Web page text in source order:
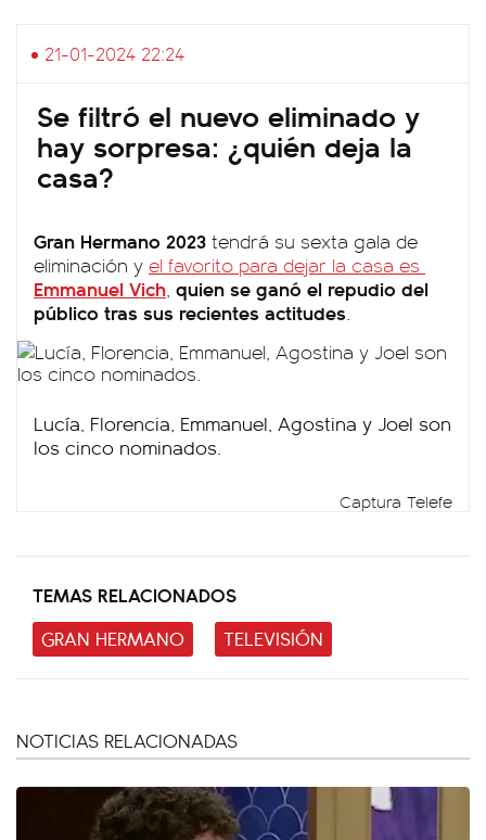
21-01-2024 22:24
Se filtró el nuevo eliminado y
hay sorpresa: ¿quién deja la
casa?
Gran Hermano 2023 tendrá su sexta gala de
eliminación y
Emmanuel Vich, quien se ganó el repudio del
público tras sus recientes actitudes.
Lucía, Florencia, Emmanuel, Agostina y Joel son
los cinco nominados.
Captura Telefe
TEMAS RELACIONADOS
GRAN HERMANO
TELEVISIÓN
NOTICIAS RELACIONADAS